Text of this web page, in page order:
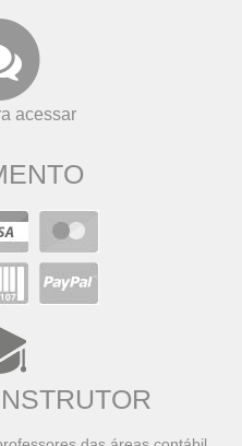
acessar